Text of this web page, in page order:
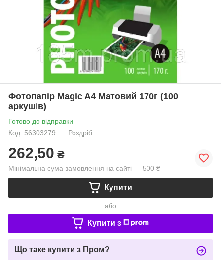
Фотопапір Magic A4 Мaтовий 170г (100
аркушів)
Готово до відправки
Код: 56303279
Роздріб
262,50 ₴
Мінімальна сума замовлення на сайті — 500 ₴
Купити
або
Купити з
Що таке купити з Пром?